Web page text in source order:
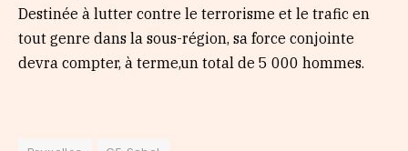
Destinée à lutter contre le terrorisme et le trafic en
tout genre dans la sous-région, sa force conjointe
devra compter, à terme,un total de 5 000 hommes.